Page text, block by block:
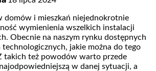
domów i mieszkań niejednokrotnie
wymienienia wszelkich instalacji
Obecnie na naszym rynku dostępnych
jakie można do tego
takich też powodów warto przede
w danej sytuacji, a